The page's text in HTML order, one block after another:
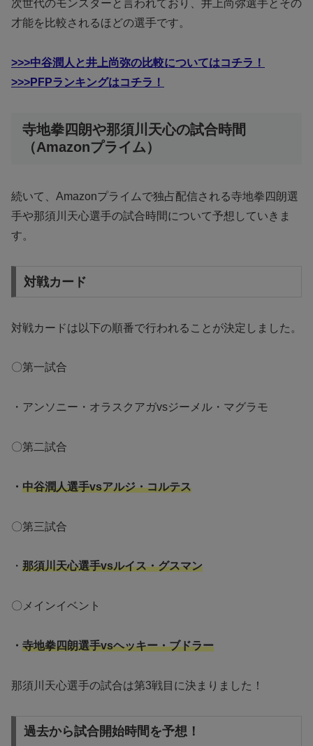
次世代のモンスターと言われており、井上尚弥選手とその
才能を比較されるほどの選手です。
>>>中谷潤人と井上尚弥の比較についてはコチラ！
>>>PFPランキングはコチラ！
寺地拳四朗や那須川天心の試合時間
（Amazonプライム）
続いて、Amazonプライムで独占配信される寺地拳四朗選
手や那須川天心選手の試合時間について予想していきま
す。
対戦カード
対戦カードは以下の順番で行われることが決定しました。
〇第一試合
・アンソニー・オラスクアガvsジーメル・マグラモ
〇第二試合
・ 中谷潤人選手vsアルジ・コルテス
〇第三試合
・ 那須川天心選手vsルイス・グスマン
〇メインイベント
・ 寺地拳四朗選手vsヘッキー・ブドラー
那須川天心選手の試合は第3戦目に決まりました！
過去から試合開始時間を予想！